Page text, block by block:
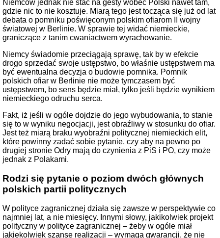
Niemców jednak nie stać na gesty wobec Polski nawet tam,
gdzie nic to nie kosztuje. Miarą tego jest tocząca się już od lat
debata o pomniku poświęconym polskim ofiarom II wojny
światowej w Berlinie. W sprawie tej widać niemieckie,
graniczące z tanim cwaniactwem wyrachowanie.
Niemcy świadomie przeciągają sprawę, tak by w efekcie
drogo sprzedać swoje ustępstwo, bo właśnie ustępstwem ma
być ewentualna decyzja o budowie pomnika. Pomnik
polskich ofiar w Berlinie nie może tymczasem być
ustępstwem, bo sens będzie miał, tylko jeśli będzie wynikiem
niemieckiego odruchu serca.
Fakt, iż jeśli w ogóle dojdzie do jego wybudowania, to stanie
się to w wyniku negocjacji, jest obraźliwy w stosunku do ofiar.
Jest też miarą braku wyobraźni politycznej niemieckich elit,
które powinny zadać sobie pytanie, czy aby na pewno po
drugiej stronie Odry mają do czynienia z PiS i PO, czy może
jednak z Polakami.
Rodzi się pytanie o poziom dwóch głównych
polskich partii politycznych
W polityce zagranicznej działa się zawsze w perspektywie co
najmniej lat, a nie miesięcy. Innymi słowy, jakikolwiek projekt
polityczny w polityce zagranicznej – żeby w ogóle miał
jakiekolwiek szanse realizacji – wymaga gwarancji, że nie